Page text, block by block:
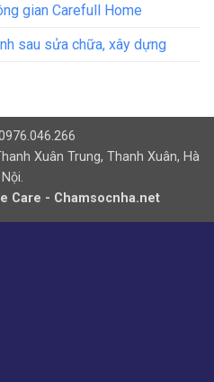
gian Carefull Home
sau sửa chữa, xây dựng
Xuân Trung, Thanh Xuân, Hà
Nội.
Care - Chamsocnha.net